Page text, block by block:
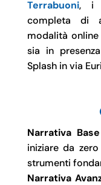
Terrabuoni, i
completa di
modalità
sia in
Splash in via
Narrativa
iniziare da
strumenti
Narrativa